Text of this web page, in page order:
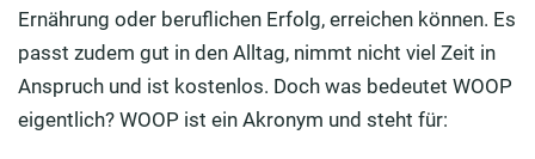
Ernährung oder beruflichen Erfolg, erreichen können. Es
passt zudem gut in den Alltag, nimmt nicht viel Zeit in
Anspruch und ist kostenlos. Doch was bedeutet WOOP
eigentlich? WOOP ist ein Akronym und steht für: